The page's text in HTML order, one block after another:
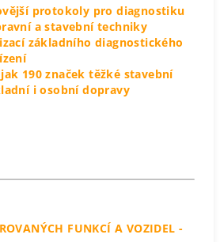
protokoly pro diagnostiku
a stavební techniky
základního diagnostického
190 značek těžké stavební
i osobní dopravy
FUNKCÍ A VOZIDEL -